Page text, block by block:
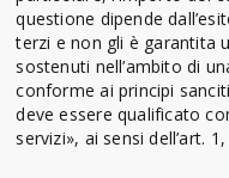
questione dipende
terzi e non gli è garantita
sostenuti nell’ambito di
conforme ai principi
deve essere qualificato
servizi», ai sensi dell’art.